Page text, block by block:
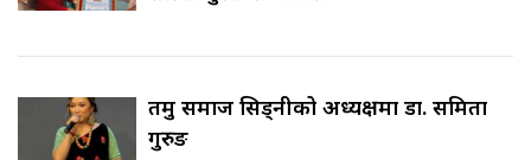
तमु समाज सिड्नीको अध्यक्षमा डा. समिता
गुरुङ